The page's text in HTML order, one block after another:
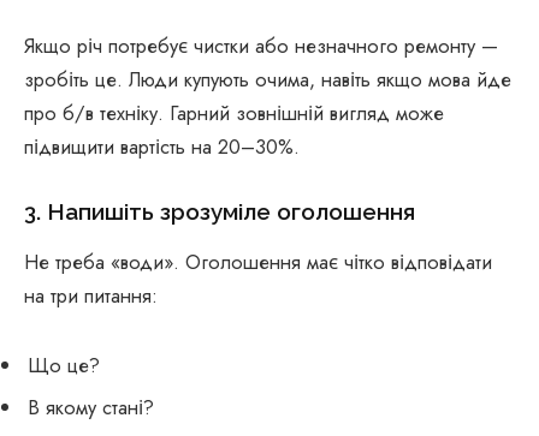
Якщо річ потребує чистки або незначного ремонту —
зробіть це. Люди купують очима, навіть якщо мова йде
про б/в техніку. Гарний зовнішній вигляд може
підвищити вартість на 20–30%.
3. Напишіть зрозуміле оголошення
Не треба «води». Оголошення має чітко відповідати
на три питання:
Що це?
В якому стані?